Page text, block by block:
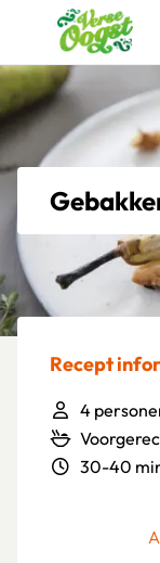
Verse Oogst
Recept
4
30-40